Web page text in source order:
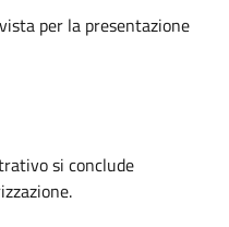
per la presentazione
si conclude